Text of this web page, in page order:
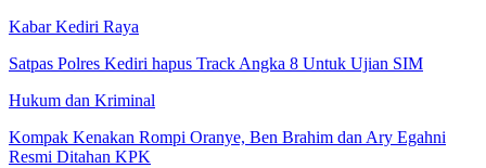
Kabar Kediri Raya
Satpas Polres Kediri hapus Track Angka 8 Untuk Ujian SIM
Hukum dan Kriminal
Kompak Kenakan Rompi Oranye, Ben Brahim dan Ary Egahni
Resmi Ditahan KPK